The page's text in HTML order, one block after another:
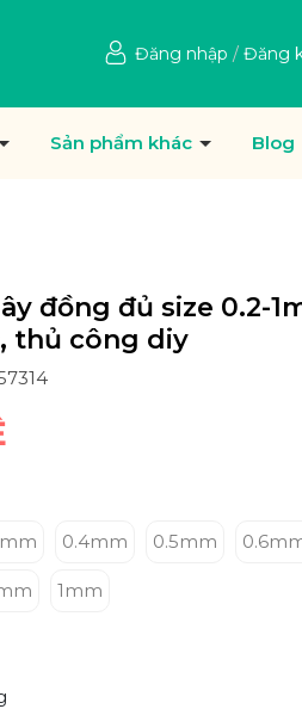
Đăng nhập / Đăng
Sản phẩm khác Blog
đồng đủ size 0.2-
thủ công diy
0.4mm 0.5mm
1mm